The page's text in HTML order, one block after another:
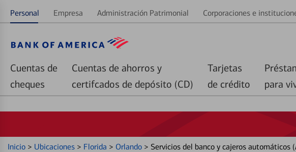
Personal Empresa Administración Patrimonial Corporaciones e
Cuentas de
cheques
Cuentas de ahorros y
certifcados de depósito (CD)
Tarjetas
de crédito
para
Inicio > Ubicaciones > Florida > Orlando > Servicios del banco y cajeros automáticos